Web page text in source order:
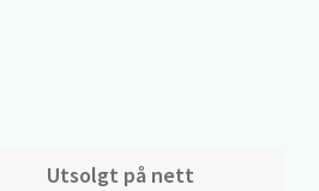
Utsolgt på nett
Senter Mo i Rana